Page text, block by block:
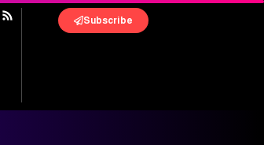
Subscribe